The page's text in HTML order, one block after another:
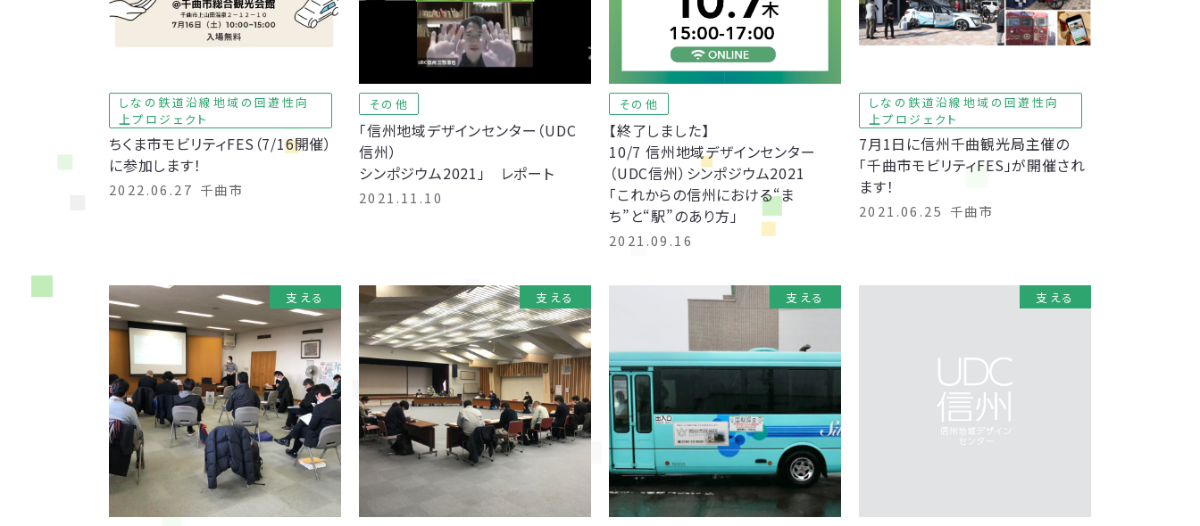
しなの鉄道沿線地域の回遊性向
上プロジェクト
ちくま市モビリティFES（7/16開催）
に参加します！
2022.06.27 千曲市
その他
「信州地域デザインセンター（UDC
信州）
シンポジウム2021」 レポート
2021.11.10
その他
【終了しました】
10/7 信州地域デザインセンター
（UDC信州）シンポジウム2021
「これからの信州における“ま
ち”と“駅”のあり方」
2021.09.16
しなの鉄道沿線地域の回遊性向
上プロジェクト
7月1日に信州千曲観光局主催の
「千曲市モビリティFES」が開催され
ます！
2021.06.25 千曲市
支える 支える 支える 支える